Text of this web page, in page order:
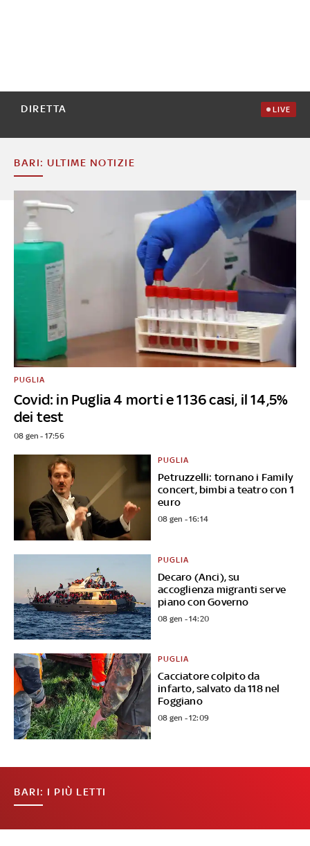
DIRETTA LIVE
BARI: ULTIME NOTIZIE
Covid: in Puglia 4 morti e 1136 casi, il 14,5%
dei test
PUGLIA
08 gen - 17:56
Petruzzelli: tornano i Family
concert, bimbi a teatro con 1
euro
PUGLIA
08 gen - 16:14
Decaro (Anci), su
accoglienza migranti serve
piano con Governo
PUGLIA
08 gen - 14:20
Cacciatore colpito da
infarto, salvato da 118 nel
Foggiano
PUGLIA
08 gen - 12:09
BARI: I PIÙ LETTI